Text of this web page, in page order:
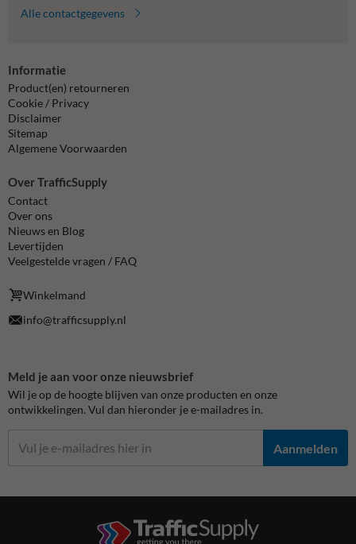
Alle contactgegevens
Informatie
Product(en) retourneren
Cookie / Privacy
Disclaimer
Sitemap
Algemene Voorwaarden
Over TrafficSupply
Contact
Over ons
Nieuws en Blog
Levertijden
Veelgestelde vragen / FAQ
Winkelmand
info@trafficsupply.nl
Meld je aan voor onze nieuwsbrief
Wil je op de hoogte blijven van onze producten en onze
ontwikkelingen. Vul dan hieronder je e-mailadres in.
Aanmelden